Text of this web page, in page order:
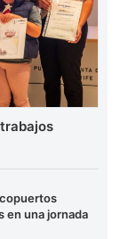
en una jornada